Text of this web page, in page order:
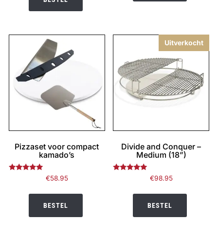
€32.95.
Pizzaset voor compact
kamado’s
€58.95
BESTEL
Uitverkocht
Divide and Conquer –
Medium (18”)
€98.95
BESTEL